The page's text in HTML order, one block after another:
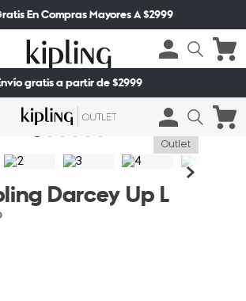
En Compras Mayores A $2999
gratis a partir de $2999
Outlet
Darcey Up L